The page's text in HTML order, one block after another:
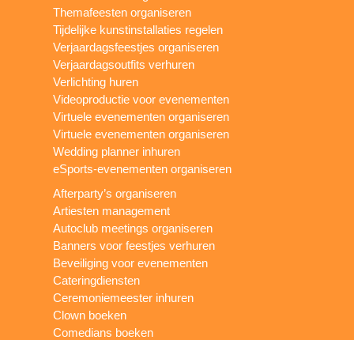
Themafeesten organiseren
Tijdelijke kunstinstallaties regelen
Verjaardagsfeestjes organiseren
Verjaardagsoutfits verhuren
Verlichting huren
Videoproductie voor evenementen
Virtuele evenementen organiseren
Virtuele evenementen organiseren
Wedding planner inhuren
eSports-evenementen organiseren
Afterparty’s organiseren
Artiesten management
Autoclub meetings organiseren
Banners voor feestjes verhuren
Beveiliging voor evenementen
Cateringdiensten
Ceremoniemeester inhuren
Clown boeken
Comedians boeken